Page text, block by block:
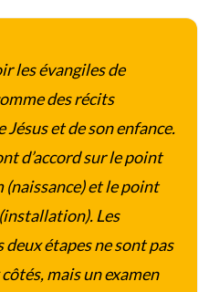
les évangiles de
des récits
Jésus et de son enfance.
d’accord sur le point
(naissance) et le point
Les
étapes ne sont pas
mais un examen